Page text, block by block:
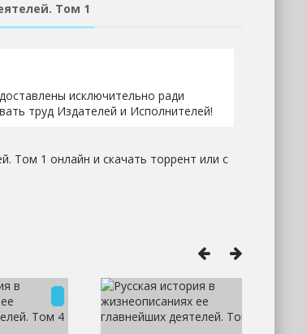
Том 1
исключительно ради
труд Издателей и Исполнителей!
Том 1 онлайн и скачать торрент или с